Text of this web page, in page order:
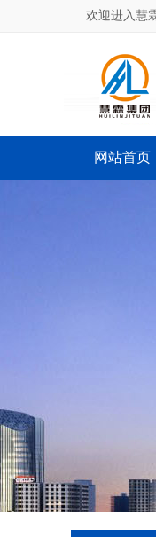
欢迎进入慧
网站首页